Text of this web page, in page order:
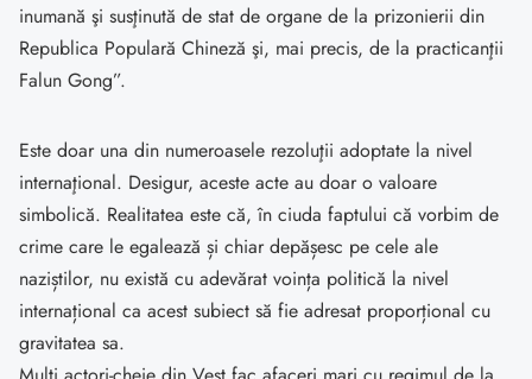
inumană şi susţinută de stat de organe de la prizonierii din
Republica Populară Chineză şi, mai precis, de la practicanţii
Falun Gong”.
Este doar una din numeroasele rezoluţii adoptate la nivel
internaţional. Desigur, aceste acte au doar o valoare
simbolică. Realitatea este că, în ciuda faptului că vorbim de
crime care le egalează și chiar depășesc pe cele ale
naziștilor, nu există cu adevărat voința politică la nivel
internațional ca acest subiect să fie adresat proporțional cu
gravitatea sa.